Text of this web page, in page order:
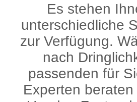
Es stehen
unterschiedliche
zur Verfügung.
nach
passenden für
Experten